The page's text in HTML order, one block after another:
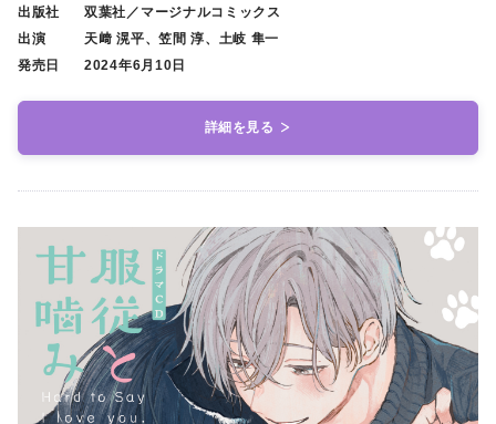
出版社
双葉社／マージナルコミックス
出演
天﨑 滉平、笠間 淳、土岐 隼一
発売日
2024年6月10日
詳細を見る